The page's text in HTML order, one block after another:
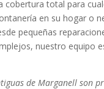
cobertura total para
en su hogar o
pequeñas
nuestro equipo
de Marganell son